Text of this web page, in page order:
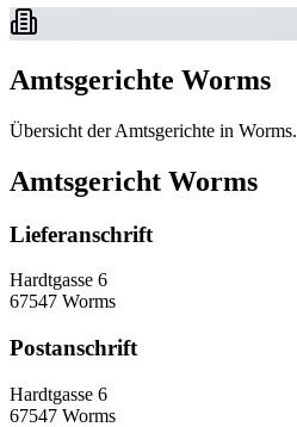
Amtsgerichte Worms
Übersicht der Amtsgerichte in Worms.
Amtsgericht Worms
Lieferanschrift
Hardtgasse 6
67547 Worms
Postanschrift
Hardtgasse 6
67547 Worms